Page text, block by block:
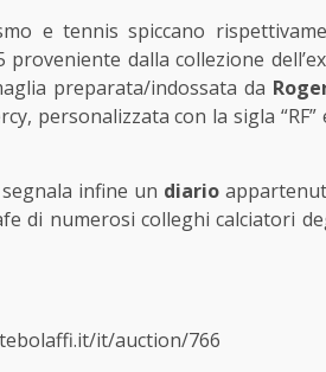
e tennis spiccano
proveniente dalla collezione
preparata/indossata da
personalizzata con la sigla
infine un diario
di numerosi colleghi calciatori
it/auction/766